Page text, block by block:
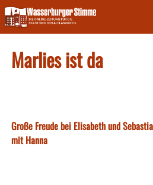
Skip
to
content
Marlies ist da
Große Freude bei Elisabeth und
mit Hanna